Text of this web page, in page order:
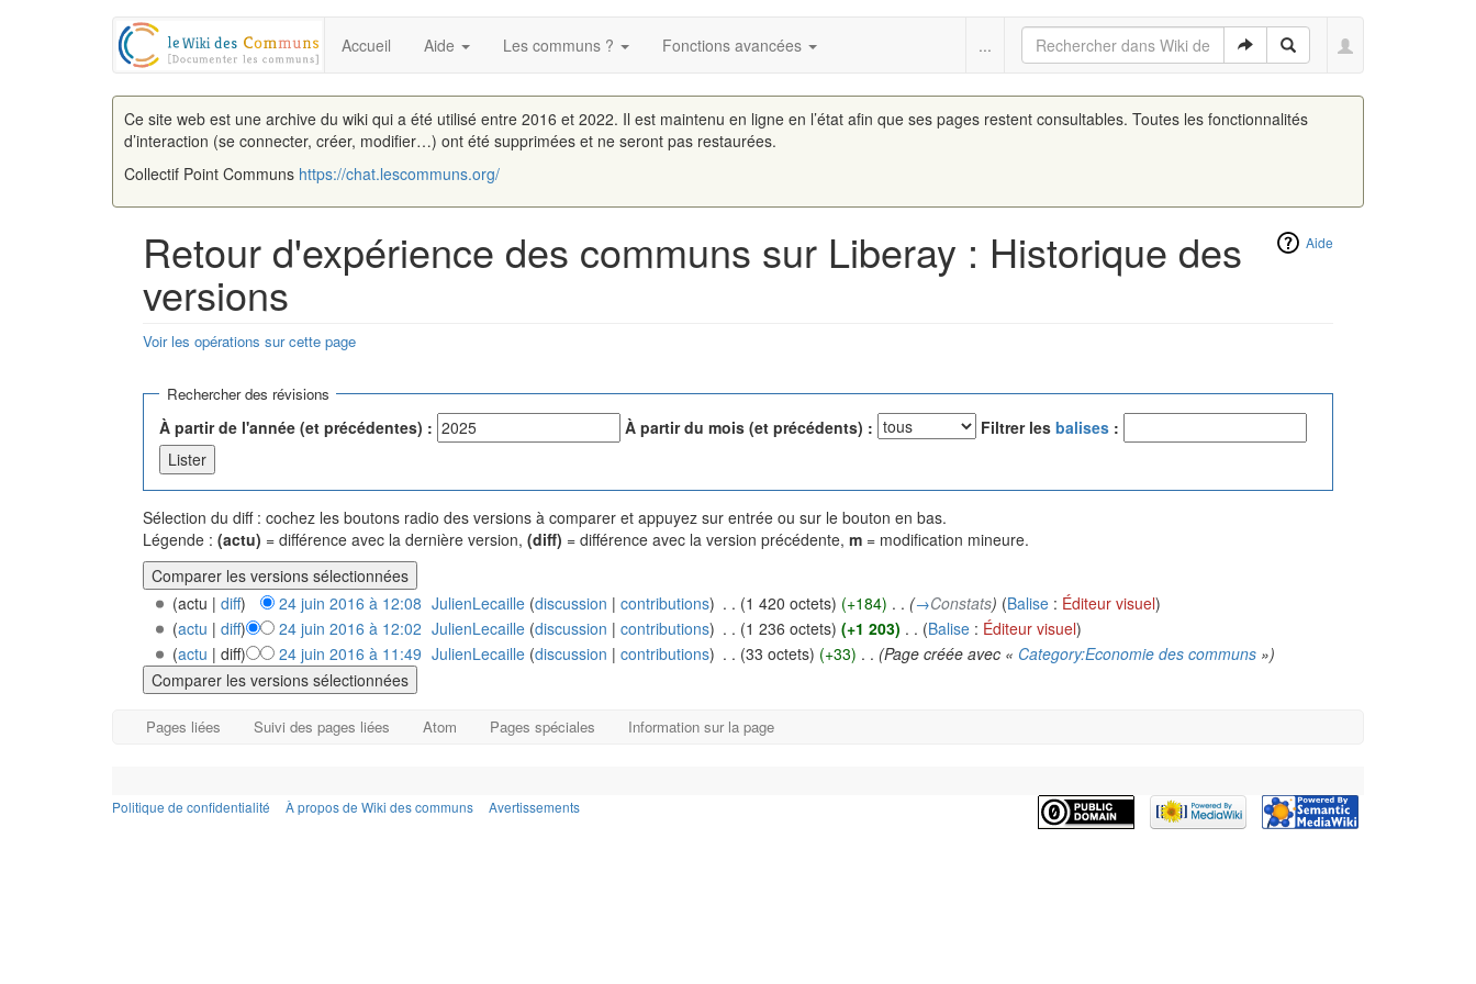
Accueil Aide Les communs ? Fonctions avancées ...
Ce site web est une archive du wiki qui a été utilisé entre 2016 et 2022. Il est maintenu en ligne en l’état afin que ses pages restent consultables. Toutes les fonctionnalités
d’interaction (se connecter, créer, modifier…) ont été supprimées et ne seront pas restaurées.
Collectif Point Communs https://chat.lescommuns.org/
Aide
Retour d'expérience des communs sur Liberay : Historique des
versions
Voir les opérations sur cette page
Rechercher des révisions
À partir de l'année (et précédentes) : À partir du mois (et précédents) : Filtrer les balises :
Sélection du diff : cochez les boutons radio des versions à comparer et appuyez sur entrée ou sur le bouton en bas.
Légende : (actu) = différence avec la dernière version, (diff) = différence avec la version précédente, m = modification mineure.
(actu | diff) 24 juin 2016 à 12:08 JulienLecaille (discussion |contributions) . . (1 420 octets) (+184) . . (→Constats) (Balise : Éditeur visuel)
(actu | diff) 24 juin 2016 à 12:02 JulienLecaille (discussion |contributions) . . (1 236 octets) (+1 203) . . (Balise : Éditeur visuel)
(actu | diff) 24 juin 2016 à 11:49 JulienLecaille (discussion |contributions) . . (33 octets) (+33) . . (Page créée avec « Category:Economie des communs »)
Pages liées Suivi des pages liées Atom Pages spéciales Information sur la page
Politique de confidentialité À propos de Wiki des communs Avertissements